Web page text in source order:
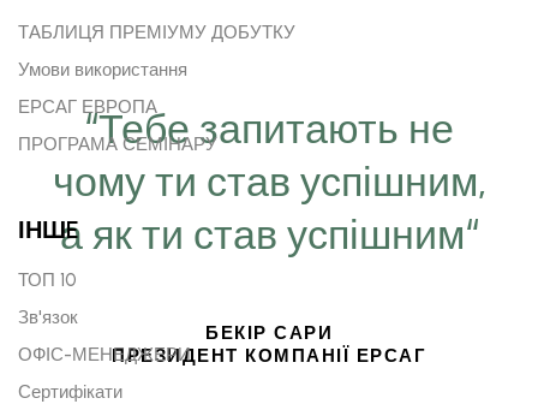
“Тебе запитають не
чому ти став успішним,
а як ти став успішним“
БЕКІР САРИ
ПРЕЗИДЕНТ КОМПАНІЇ ЕРСАГ
ТАБЛИЦЯ ПРЕМІУМУ ДОБУТКУ
Умови використання
ЕРСАГ ЕВРОПА
ПРОГРАМА СЕМІНАРУ
ІНШE
ТОП 10
Зв'язок
ОФІС-МЕНЕДЖЕРИ
Сертифікати